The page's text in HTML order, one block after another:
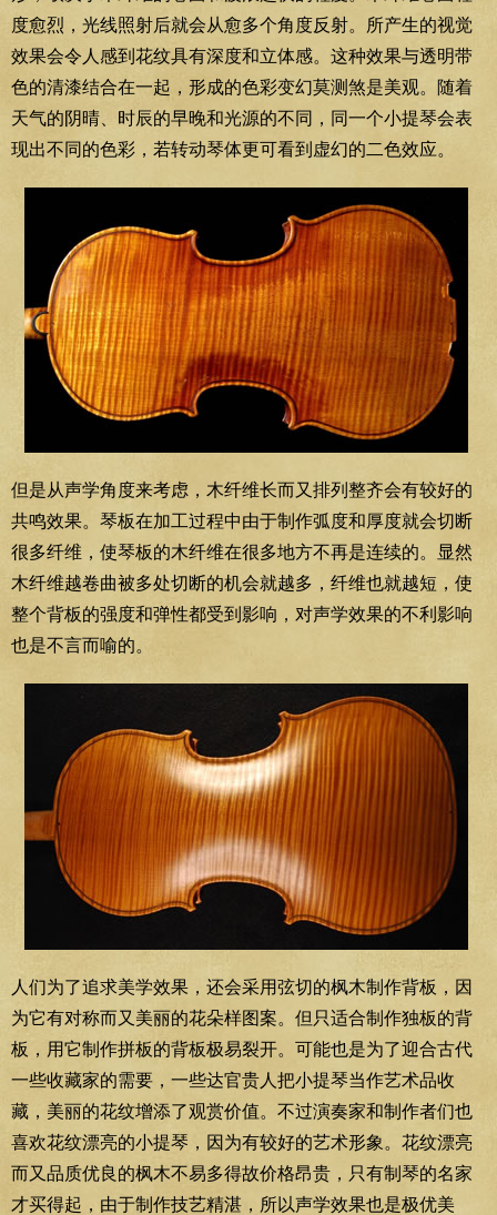
度愈烈，光线照射后就会从愈多个角度反射。所产生的视觉
效果会令人感到花纹具有深度和立体感。这种效果与透明带
色的清漆结合在一起，形成的色彩变幻莫测煞是美观。随着
天气的阴晴、时辰的早晚和光源的不同，同一个小提琴会表
现出不同的色彩，若转动琴体更可看到虚幻的二色效应。
但是从声学角度来考虑，木纤维长而又排列整齐会有较好的
共鸣效果。琴板在加工过程中由于制作弧度和厚度就会切断
很多纤维，使琴板的木纤维在很多地方不再是连续的。显然
木纤维越卷曲被多处切断的机会就越多，纤维也就越短，使
整个背板的强度和弹性都受到影响，对声学效果的不利影响
也是不言而喻的。
人们为了追求美学效果，还会采用弦切的枫木制作背板，因
为它有对称而又美丽的花朵样图案。但只适合制作独板的背
板，用它制作拼板的背板极易裂开。可能也是为了迎合古代
一些收藏家的需要，一些达官贵人把小提琴当作艺术品收
藏，美丽的花纹增添了观赏价值。不过演奏家和制作者们也
喜欢花纹漂亮的小提琴，因为有较好的艺术形象。花纹漂亮
而又品质优良的枫木不易多得故价格昂贵，只有制琴的名家
才买得起，由于制作技艺精湛，所以声学效果也是极优美